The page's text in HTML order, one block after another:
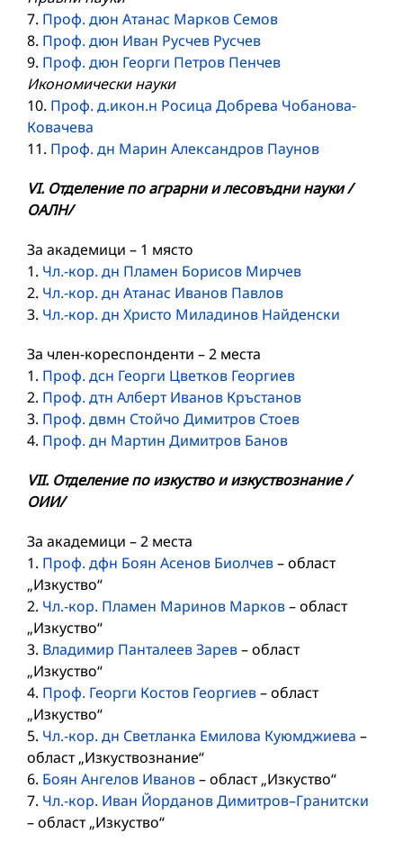
7. Проф. дюн Атанас Марков Семов
8. Проф. дюн Иван Русчев Русчев
9. Проф. дюн Георги Петров Пенчев
Икономически науки
10. Проф. д.икон.н Росица Добрева Чобанова-
Ковачева
11. Проф. дн Марин Александров Паунов
VI. Отделение по аграрни и лесовъдни науки /
ОАЛН/
За академици – 1 място
1. Чл.-кор. дн Пламен Борисов Мирчев
2. Чл.-кор. дн Атанас Иванов Павлов
3. Чл.-кор. дн Христо Миладинов Найденски
За член-кореспонденти – 2 места
1. Проф. дсн Георги Цветков Георгиев
2. Проф. дтн Алберт Иванов Кръстанов
3. Проф. двмн Стойчо Димитров Стоев
4. Проф. дн Мартин Димитров Банов
VII. Отделение по изкуство и изкуствознание /
ОИИ/
За академици – 2 места
1. Проф. дфн Боян Асенов Биолчев– област
„Изкуство“
2. Чл.-кор. Пламен Маринов Марков– област
„Изкуство“
3. Владимир Панталеев Зарев– област
„Изкуство“
4. Проф. Георги Костов Георгиев– област
„Изкуство“
5. Чл.-кор. дн Светланка Емилова Куюмджиева –
област „Изкуствознание“
6. Боян Ангелов Иванов– област „Изкуство“
7. Чл.-кор. Иван Йорданов Димитров–Гранитски
– област „Изкуство“